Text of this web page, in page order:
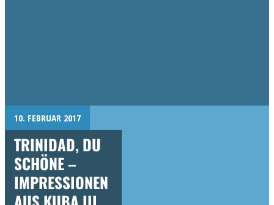
10. FEBRUAR 2017
TRINIDAD, DU
SCHÖNE –
IMPRESSIONEN